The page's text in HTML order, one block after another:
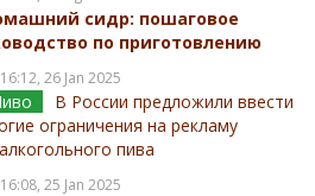
сидр: пошаговое
по приготовлению
16:12, 26 Jan 2025
В России предложили ввести
ограничения на рекламу
пива
16:08, 25 Jan 2025